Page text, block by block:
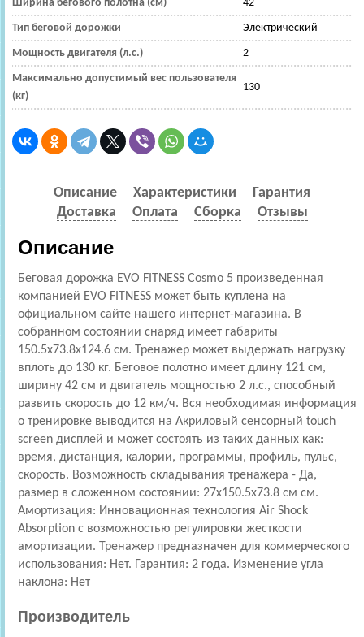
Ширина бегового полотна (см) 42
Тип беговой дорожки Электрический
Мощность двигателя (л.с.) 2
Максимально допустимый вес пользователя
(кг)
130
Описание Характеристики
Гарантия
Доставка
Оплата Сборка Отзывы
Описание
Беговая дорожка EVO FITNESS Cosmo 5 произведенная
компанией EVO FITNESS может быть куплена на
официальном сайте нашего интернет-магазина. В
собранном состоянии снаряд имеет габариты
150.5x73.8x124.6 см. Тренажер может выдержать нагрузку
вплоть до 130 кг. Беговое полотно имеет длину 121 см,
ширину 42 см и двигатель мощностью 2 л.с., способный
развить скорость до 12 км/ч. Вся необходимая информация
о тренировке выводится на Акриловый сенсорный touch
screen дисплей и может состоять из таких данных как:
время, дистанция, калории, программы, профиль, пульс,
скорость. Возможность складывания тренажера - Да,
размер в сложенном состоянии: 27x150.5x73.8 см см.
Амортизация: Инновационная технология Air Shock
Absorption с возможностью регулировки жесткости
амортизации. Тренажер предназначен для коммерческого
использования: Нет. Гарантия: 2 года. Изменение угла
наклона: Нет
Производитель